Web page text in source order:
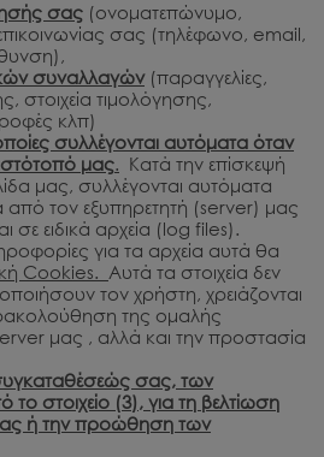
σας (ονοματεπώνυμο,
σας (τηλέφωνο, email,
συναλλαγών(παραγγελίες,
στοιχεία τιμολόγησης,
κλπ)
συλλέγονται αυτόματα όταν
μας. Κατά την επίσκεψή
μας, συλλέγονται αυτόματα
από τον εξυπηρετητή (server) μας
σε ειδικά αρχεία (log files).
για τα αρχεία αυτά θα
Cookies. Αυτά τα στοιχεία δεν
τον χρήστη, χρειάζονται
της ομαλής
μας , αλλά και την προστασία
σας, των
στοιχείο (3), για τη βελτίωση
ή την προώθηση των